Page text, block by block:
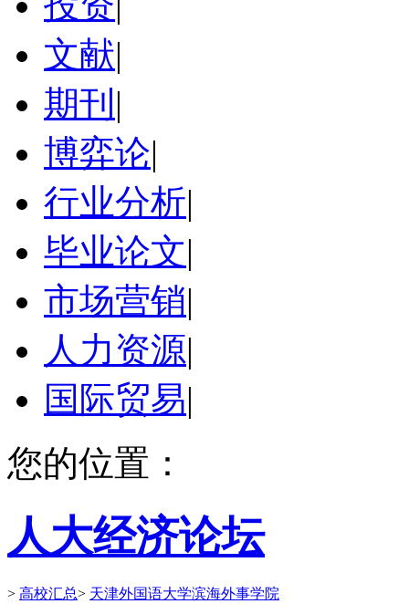
文献|
期刊 |
博弈论|
行业分析|
毕业论文|
市场营销|
人力资源|
国际贸易|
您的位置：
人大经济论坛
> 高校汇总> 天津外国语大学滨海外事学院